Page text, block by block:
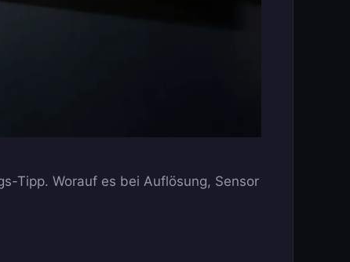
Tipp. Worauf es bei Auflösung, Sensor